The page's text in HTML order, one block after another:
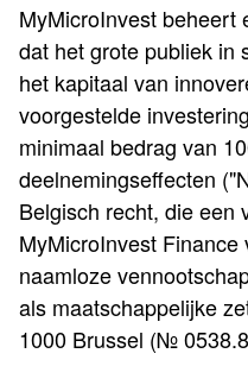
MyMicroInvest beheert
dat het grote publiek in
het kapitaal van
voorgestelde
minimaal bedrag van
deelnemingseffecten
Belgisch recht, die een
MyMicroInvest
naamloze
als maatschappelijke
1000 Brussel (№